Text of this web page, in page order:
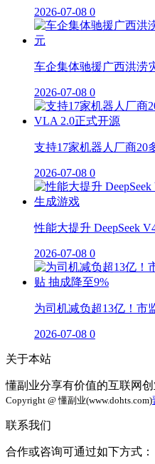
2026-07-08 0
车企集体驰援广西洪涝
2026-07-08 0
支持17家机器人厂商20
2026-07-08 0
性能大提升 DeepSeek
2026-07-08 0
为司机减负超13亿！市
2026-07-08 0
关于本站
懂副业分享有价值的互联网创
Copyright @ 懂副业(www.dohts.com)
联系我们
合作或咨询可通过如下方式：